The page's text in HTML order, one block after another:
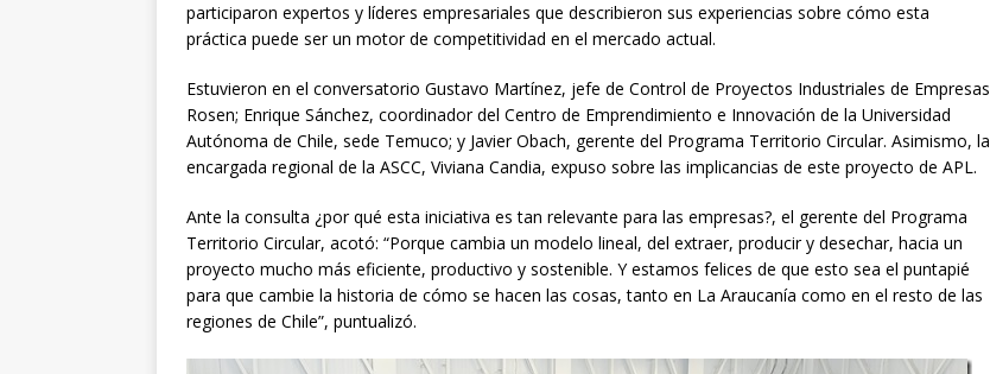
participaron expertos y líderes empresariales que describieron sus experiencias sobre cómo esta
práctica puede ser un motor de competitividad en el mercado actual.
Estuvieron en el conversatorio Gustavo Martínez, jefe de Control de Proyectos Industriales de Empresas
Rosen; Enrique Sánchez, coordinador del Centro de Emprendimiento e Innovación de la Universidad
Autónoma de Chile, sede Temuco; y Javier Obach, gerente del Programa Territorio Circular. Asimismo, la
encargada regional de la ASCC, Viviana Candia, expuso sobre las implicancias de este proyecto de APL.
Ante la consulta ¿por qué esta iniciativa es tan relevante para las empresas?, el gerente del Programa
Territorio Circular, acotó: “Porque cambia un modelo lineal, del extraer, producir y desechar, hacia un
proyecto mucho más eficiente, productivo y sostenible. Y estamos felices de que esto sea el puntapié
para que cambie la historia de cómo se hacen las cosas, tanto en La Araucanía como en el resto de las
regiones de Chile”, puntualizó.